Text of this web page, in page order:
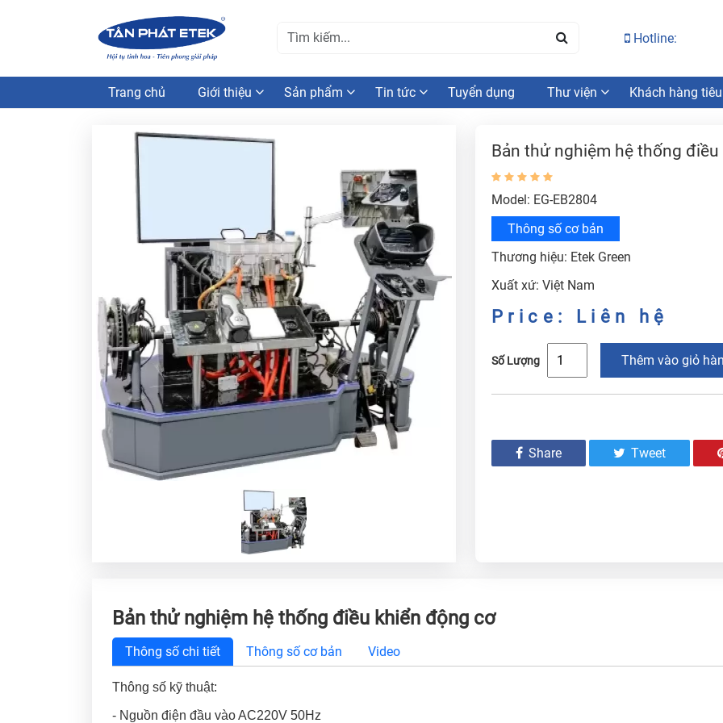
Hotline:
Trang chủ Giới thiệu Sản phẩm Tin tức Tuyển dụng Thư viện Khách hàng
Bản thử nghiệm hệ thống
Model: EG-EB2804
Thông số cơ bản
Thương hiệu: Etek Green
Xuất xứ: Việt Nam
Price: Liên hệ
Số Lượng Thêm vào giỏ
Share Tweet
Bản thử nghiệm hệ thống điều khiển động cơ
Thông số chi tiết Thông số cơ bản Video
Thông số kỹ thuật:
- Nguồn điện đầu vào AC220V 50Hz